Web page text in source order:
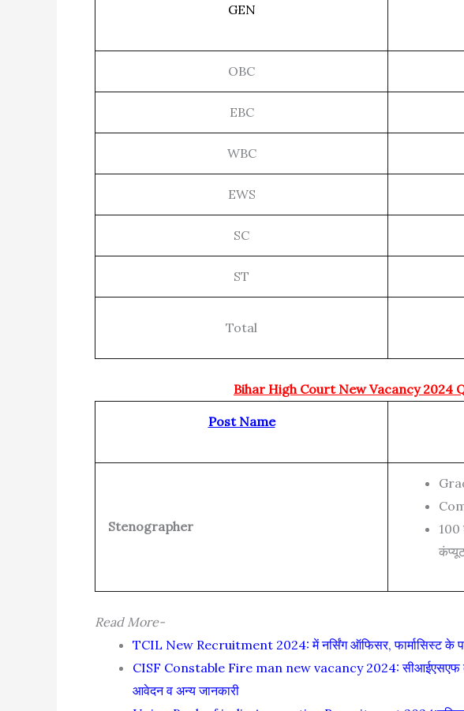
GEN
OBC
EBC
WBC
EWS
SC
ST
Total
Bihar High Court New Vacancy 2024
Post Name
Stenographer
100
Read More-
TCIL New Recruitment 2024: में नर्सिंग ऑफिसर, फार्मासिस्ट के
CISF Constable Fire man new vacancy 2024: सीआईएसएफ
आवेदन व अन्य जानकारी